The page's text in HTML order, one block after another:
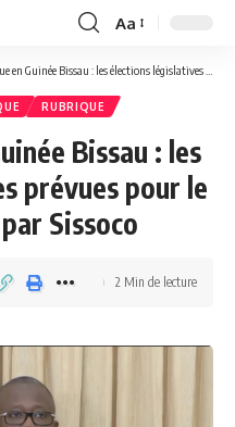
Redimensionner
la
Aa
Bissau : les élections législatives prévues pour le 24 novembre 2024 par Sissoco
RUBRIQUE
Bissau : les
prévues pour le
Sissoco
2 Min de lecture